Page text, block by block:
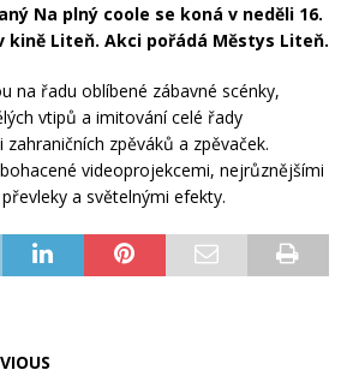
Na plný coole se koná v neděli 16.
kině Liteň. Akci pořádá Městys Liteň.
na řadu oblíbené zábavné scénky,
vtipů a imitování celé řady
zpěváků a zpěvaček.
videoprojekcemi, nejrůznějšími
a světelnými efekty.